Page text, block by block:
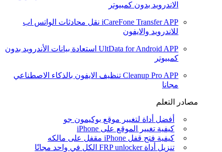
الاندرويد بدون كمبيوتر
iCareFone Transfer APP نقل محادثات الواتس اب
للاندرويد والايفون
UltData for Android APP استعادة بيانات الأندرويد بدون
كمبيوتر
Cleanup Pro APP تنظيف الايفون بالذكاء الاصطناعي
مجانا
مصادر التعلم
أفضل أداة لتغيير موقع بوكيمون جو
كيفية تغيير الموقع على iPhone
كيفية فتح قفل iPhone مقفل على مالكه
تنزيل أداة FRP unlocker الكل في واحد مجانًا